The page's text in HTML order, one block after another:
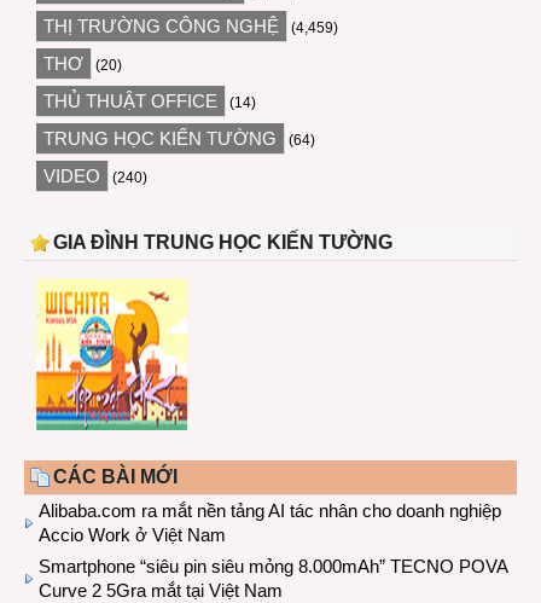
THỊ TRƯỜNG CÔNG NGHỆ (4,459)
THƠ (20)
THỦ THUẬT OFFICE (14)
TRUNG HỌC KIẾN TƯỜNG (64)
VIDEO (240)
GIA ĐÌNH TRUNG HỌC KIẾN TƯỜNG
CÁC BÀI MỚI
Alibaba.com ra mắt nền tảng AI tác nhân cho doanh nghiệp
Accio Work ở Việt Nam
Smartphone “siêu pin siêu mỏng 8.000mAh” TECNO POVA
Curve 2 5Gra mắt tại Việt Nam